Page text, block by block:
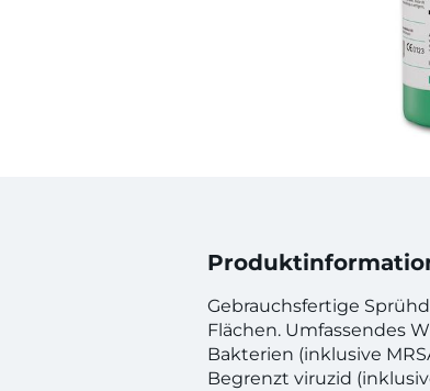
Gebrauchsfertige
Flächen. Umfassendes
Bakterien (inklusive
Begrenzt viruzid